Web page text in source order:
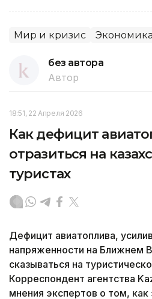
Мир и кризис Экономика
без автора
Автор
18:51, 22 Апреля 2026
Как дефицит
отразиться на
туристах
Дефицит авиатоплива,
напряженности на Ближнем
сказываться на
Корреспондент агентства
мнения экспертов о том,